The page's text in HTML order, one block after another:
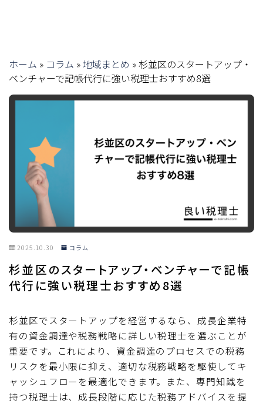
ホーム » コラム » 地域まとめ »杉並区のスタートアップ・
ベンチャーで記帳代行に強い税理士おすすめ8選
2025.10.30 コラム
杉並区のスタートアップ・ベンチャーで記帳
代行に強い税理士おすすめ8選
杉並区でスタートアップを経営するなら、成長企業特
有の資金調達や税務戦略に詳しい税理士を選ぶことが
重要です。これにより、資金調達のプロセスでの税務
リスクを最小限に抑え、適切な税務戦略を駆使してキ
ャッシュフローを最適化できます。また、専門知識を
持つ税理士は、成長段階に応じた税務アドバイスを提